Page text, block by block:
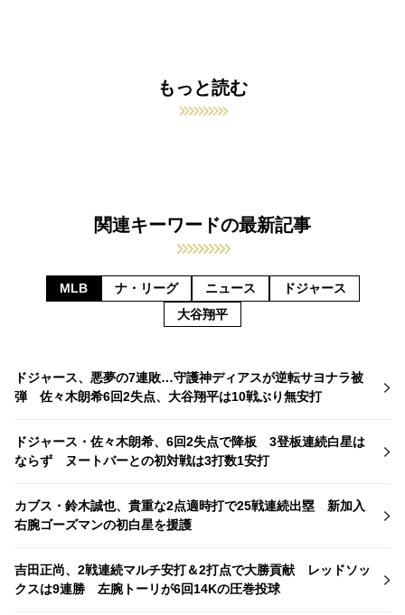
もっと読む
関連キーワードの最新記事
MLB ナ・リーグ ニュース
ドジャース
大谷翔平
ドジャース、悪夢の7連敗…守護神ディアスが逆転サヨナラ被
弾 佐々木朗希6回2失点、大谷翔平は10戦ぶり無安打
ドジャース・佐々木朗希、6回2失点で降板 3登板連続白星は
ならず ヌートバーとの初対戦は3打数1安打
カブス・鈴木誠也、貴重な2点適時打で25戦連続出塁 新加入
右腕ゴーズマンの初白星を援護
吉田正尚、2戦連続マルチ安打＆2打点で大勝貢献 レッドソッ
クスは9連勝 左腕トーリが6回14Kの圧巻投球